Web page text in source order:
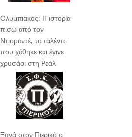
Ολυμπιακός: Η ιστορία
πίσω από τον
Ντιομαντέ, το ταλέντο
που χάθηκε και έγινε
χρυσάφι στη Ρεάλ
Ξανά στον Πιερικό ο